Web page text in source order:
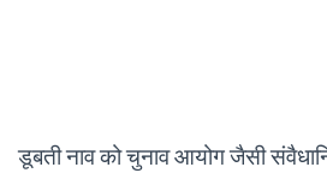
डूबती नाव को चुनाव आयोग जैसी